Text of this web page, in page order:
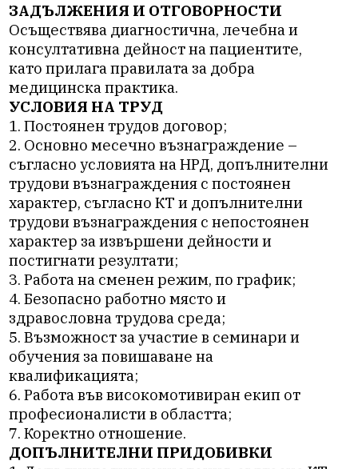
ЗАДЪЛЖЕНИЯ И ОТГОВОРНОСТИ
Осъществява диагностична, лечебна и
консултативна дейност на пациентите,
като прилага правилата за добра
медицинска практика.
УСЛОВИЯ НА ТРУД
1. Постоянен трудов договор;
2. Основно месечно възнаграждение –
съгласно условията на НРД, допълнителни
трудови възнаграждения с постоянен
характер, съгласно КТ и допълнителни
трудови възнаграждения с непостоянен
характер за извършени дейности и
постигнати резултати;
3. Работа на сменен режим, по график;
4. Безопасно работно място и
здравословна трудова среда;
5. Възможност за участие в семинари и
обучения за повишаване на
квалификацията;
6. Работа във високомотивиран екип от
професионалисти в областта;
7. Коректно отношение.
ДОПЪЛНИТЕЛНИ ПРИДОБИВКИ